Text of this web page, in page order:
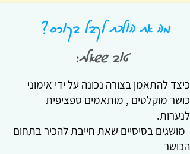
מה את הולכת לקבל בקורס?
טוב ששאלת:
כיצד להתאמן בצורה נכונה על ידי אימוני
כושר מוקלטים , מותאמים ספציפית
לנערות.
מושגים בסיסיים שאת חייבת להכיר בתחום
הכושר